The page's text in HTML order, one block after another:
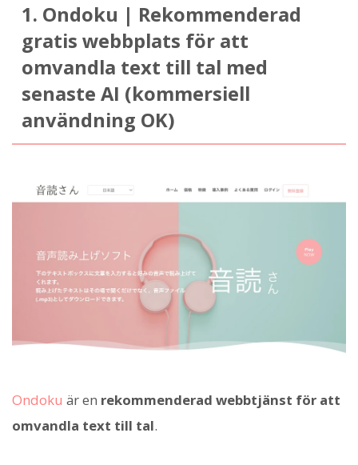
1. Ondoku | Rekommenderad
gratis webbplats för att
omvandla text till tal med
senaste AI (kommersiell
användning OK)
Ondoku är en rekommenderad webbtjänst för att
omvandla text till tal.